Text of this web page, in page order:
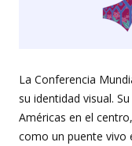
La Conferencia
su identidad visual.
Américas en el
como un puente vivo